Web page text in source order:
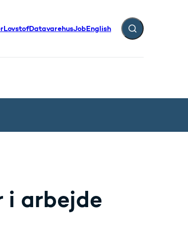
LovstofDatavarehusJobEnglish Fold søgefelt ud
arbejde